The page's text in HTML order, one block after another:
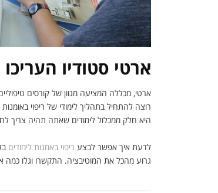
ארטי סטודיו
ארטי, מכללה המציעה מגוון של קורסים
רוצה להתחיל בתהליך לימודי של ריפוי
היא חלק ממכלול לימודים שאתה תהיה צריך
לדעת איך אפשר לבצע ריפוי באמנות לימודים
גרוע מהכל את המוטיבציה. התקשרו וגלו כמה